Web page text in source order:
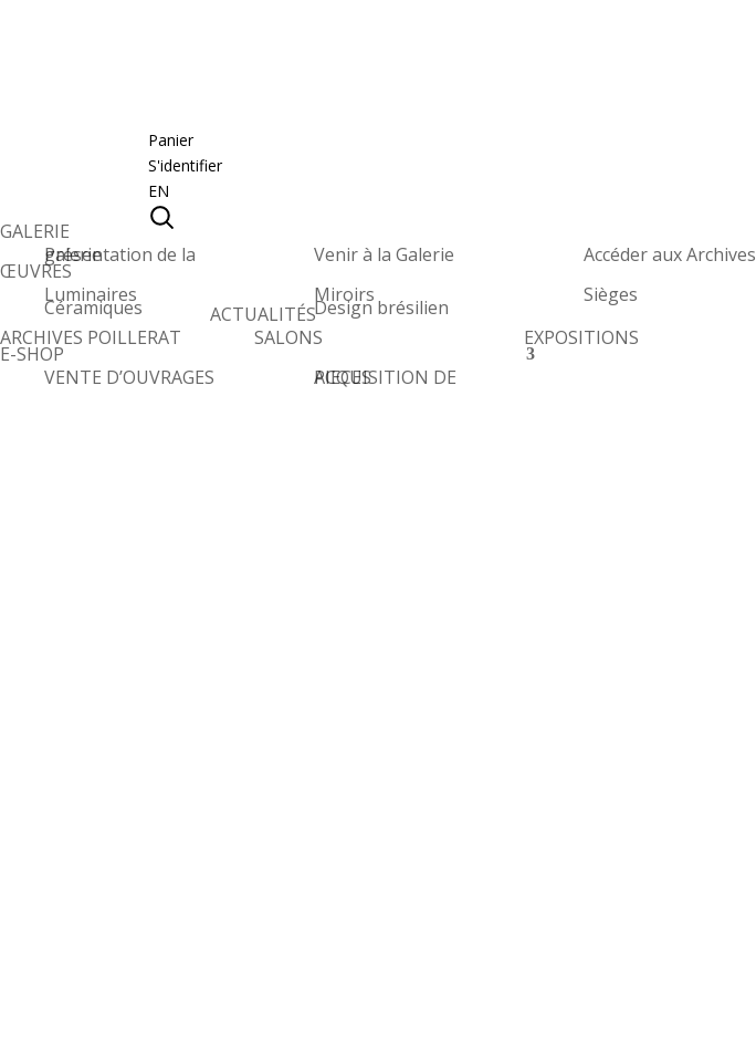
Panier
S'identifier
EN
GALERIE
Présentation de la galerie
Venir à la Galerie Accéder aux Archives
ŒUVRES
Luminaires
Miroirs Sièges
Céramiques
Design brésilien
ARCHIVES POILLERAT
ACTUALITÉS
SALONS
EXPOSITIONS
E-SHOP
VENTE D’OUVRAGES
ACQUISITION DE PIECES